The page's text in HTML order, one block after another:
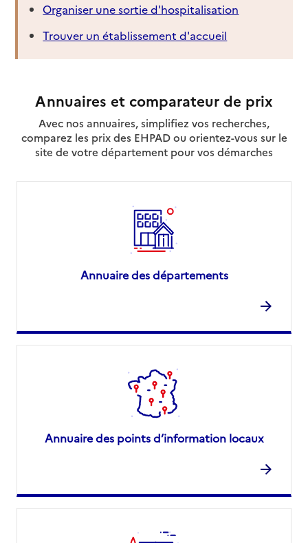
Organiser une sortie d'hospitalisation
Trouver un établissement d'accueil
Annuaires et comparateur de prix
Avec nos annuaires, simplifiez vos recherches,
comparez les prix des EHPAD ou orientez-vous sur le
site de votre département pour vos démarches
Annuaire des départements
Annuaire des points d’information locaux